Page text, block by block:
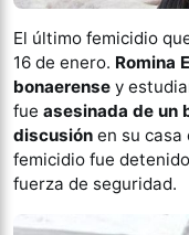
El último femicidio
16 de enero. Romina
bonaerense y
fue asesinada de un
discusión en su casa
femicidio fue
fuerza de seguridad.